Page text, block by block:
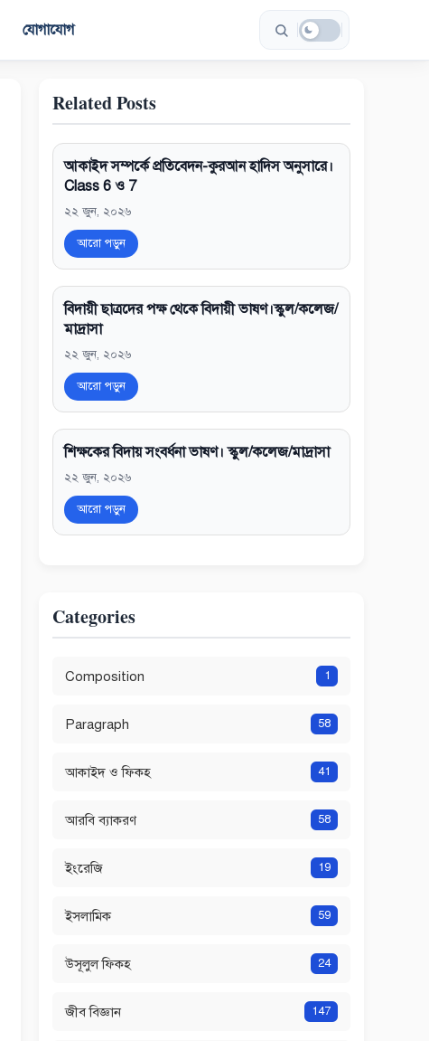
যোগাযোগ
Related Posts
আকাইদ সম্পর্কে প্রতিবেদন-কুরআন হাদিস অনুসারে।
Class 6 ও 7
২২ জুন, ২০২৬
আরো পড়ুন
বিদায়ী ছাত্রদের পক্ষ থেকে বিদায়ী ভাষণ।স্কুল/কলেজ/
মাদ্রাসা
২২ জুন, ২০২৬
আরো পড়ুন
শিক্ষকের বিদায় সংবর্ধনা ভাষণ। স্কুল/কলেজ/মাদ্রাসা
২২ জুন, ২০২৬
আরো পড়ুন
Categories
Composition 1
Paragraph 58
আকাইদ ও ফিকহ 41
আরবি ব্যাকরণ 58
ইংরেজি 19
ইসলামিক 59
উসূলুল ফিকহ 24
জীব বিজ্ঞান 147